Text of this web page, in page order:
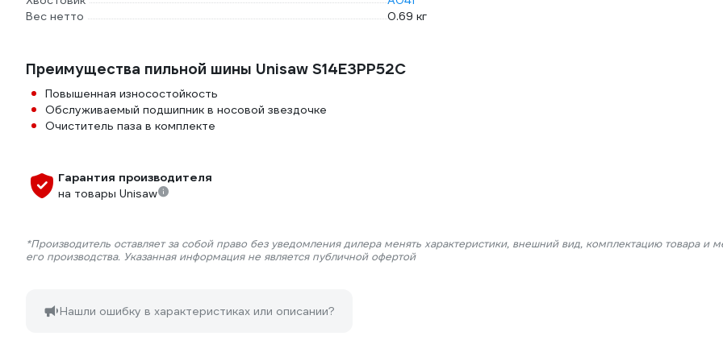
Вес нетто
0.69 кг
Преимущества пильной шины Unisaw S14E3PP52C
Повышенная износостойкость
Обслуживаемый подшипник в носовой звездочке
Очиститель паза в комплекте
Гарантия производителя
на товары Unisaw
*Производитель оставляет за собой право без уведомления дилера менять характеристики, внешний вид, комплектацию товара и
его производства. Указанная информация не является публичной офертой
Нашли ошибку в характеристиках или описании?